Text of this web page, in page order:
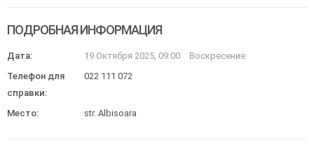
ПОДРОБНАЯ ИНФОРМАЦИЯ
Дата: 19 Октября 2025, 09:00
Воскресение
Телефон для
справки:
022 111 072
Место: str. Albisoara